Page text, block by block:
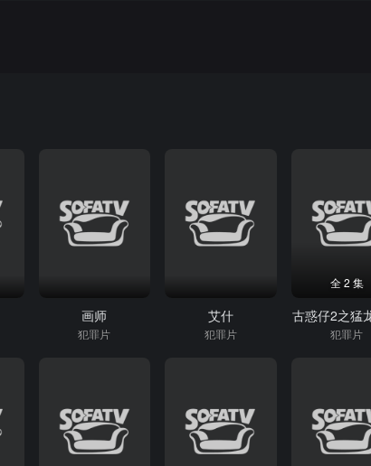
画师
犯罪片
艾什
犯罪片
全 2 集
古惑仔2之猛
犯罪片